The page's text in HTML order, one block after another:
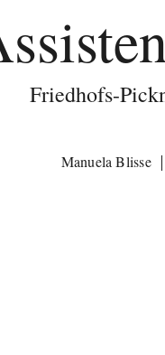
Friedhofs-
Manuela Blisse